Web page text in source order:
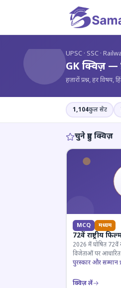
? UPSC · SSC ·
GK क्विज़ —
हज़ारों प्रश्न, हर विषय,
1,104कुल सेट
चुने हुए क्विज़
MCQ मध्यम
72वें राष्ट्रीय
2026 में घोषित 72वें
विजेताओं पर आधारित
पुरस्कार और सम्मान
क्विज़ लें